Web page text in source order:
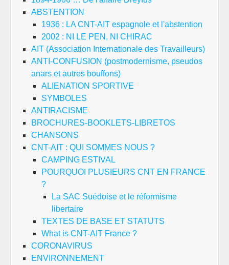
ABSTENTION
1936 : LA CNT-AIT espagnole et l'abstention
2002 : NI LE PEN, NI CHIRAC
AIT (Association Internationale des Travailleurs)
ANTI-CONFUSION (postmodernisme, pseudos
anars et autres bouffons)
ALIENATION SPORTIVE
SYMBOLES
ANTIRACISME
BROCHURES-BOOKLETS-LIBRETOS
CHANSONS
CNT-AIT : QUI SOMMES NOUS ?
CAMPING ESTIVAL
POURQUOI PLUSIEURS CNT EN FRANCE
?
La SAC Suédoise et le réformisme
libertaire
TEXTES DE BASE ET STATUTS
What is CNT-AIT France ?
CORONAVIRUS
ENVIRONNEMENT